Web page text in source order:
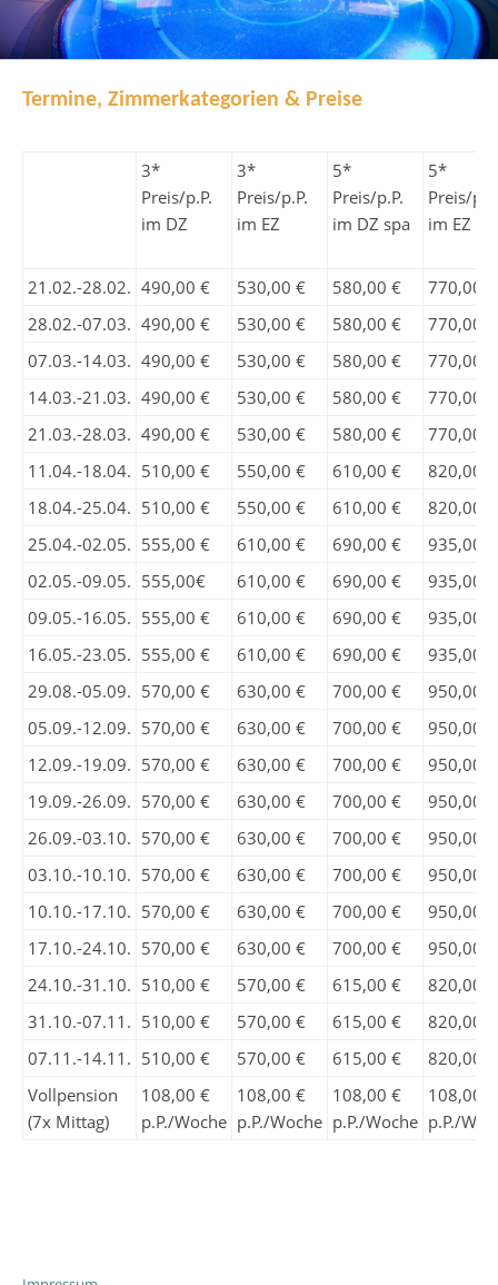
Termine, Zimmerkategorien & Preise
3*
Preis/p.P.
im DZ
3*
Preis/p.P.
im EZ
5*
Preis/p.P.
im DZ spa
5*
Preis/p.P.
im EZ
21.02.-28.02. 490,00 € 530,00 € 580,00 €
770,00 €
28.02.-07.03. 490,00 € 530,00 € 580,00 €
770,00 €
07.03.-14.03. 490,00 € 530,00 € 580,00 €
770,00 €
14.03.-21.03. 490,00 € 530,00 € 580,00 €
770,00 €
21.03.-28.03. 490,00 € 530,00 € 580,00 €
770,00 €
11.04.-18.04. 510,00 € 550,00 € 610,00 €
820,00 €
18.04.-25.04. 510,00 € 550,00 € 610,00 €
820,00 €
25.04.-02.05. 555,00 € 610,00 € 690,00 €
935,00 €
02.05.-09.05. 555,00€ 610,00 € 690,00 €
935,00 €
09.05.-16.05. 555,00 € 610,00 € 690,00 €
935,00 €
16.05.-23.05. 555,00 € 610,00 € 690,00 €
935,00 €
29.08.-05.09. 570,00 € 630,00 € 700,00 €
950,00 €
05.09.-12.09. 570,00 € 630,00 € 700,00 €
950,00 €
12.09.-19.09. 570,00 € 630,00 € 700,00 €
950,00 €
19.09.-26.09. 570,00 € 630,00 € 700,00 €
950,00 €
26.09.-03.10. 570,00 € 630,00 € 700,00 €
950,00 €
03.10.-10.10. 570,00 € 630,00 € 700,00 €
950,00 €
10.10.-17.10. 570,00 € 630,00 € 700,00 €
950,00 €
17.10.-24.10. 570,00 € 630,00 € 700,00 €
950,00 €
24.10.-31.10. 510,00 € 570,00 € 615,00 €
820,00 €
31.10.-07.11. 510,00 € 570,00 € 615,00 €
820,00 €
07.11.-14.11. 510,00 € 570,00 € 615,00 €
820,00 €
Vollpension
(7x Mittag)
108,00 €
p.P./Woche
108,00 €
p.P./Woche
108,00 €
p.P./Woche
108,00 €
p.P./